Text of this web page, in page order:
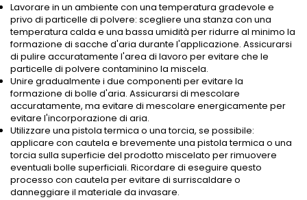
Lavorare in un ambiente con una temperatura gradevole e
privo di particelle di polvere: scegliere una stanza con una
temperatura calda e una bassa umidità per ridurre al minimo la
formazione di sacche d'aria durante l'applicazione. Assicurarsi
di pulire accuratamente l'area di lavoro per evitare che le
particelle di polvere contaminino la miscela.
Unire gradualmente i due componenti per evitare la
formazione di bolle d'aria. Assicurarsi di mescolare
accuratamente, ma evitare di mescolare energicamente per
evitare l'incorporazione di aria.
Utilizzare una pistola termica o una torcia, se possibile:
applicare con cautela e brevemente una pistola termica o una
torcia sulla superficie del prodotto miscelato per rimuovere
eventuali bolle superficiali. Ricordare di eseguire questo
processo con cautela per evitare di surriscaldare o
danneggiare il materiale da invasare.